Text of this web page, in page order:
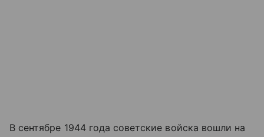
В сентябре 1944 года советские войска вошли на